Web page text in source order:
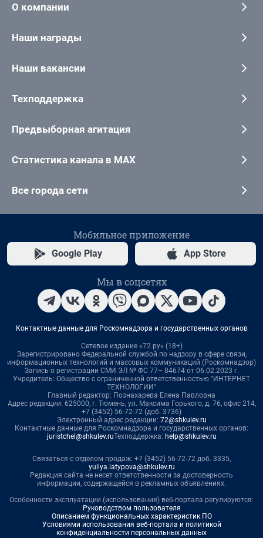
О компании
Наши награды
Наши вакансии
Техподдержка
Предвыборная агитация
Статистика канала в MAX
Все города сети
Мобильное приложение
Google Play App Store
Мы в соцсетях
Контактные данные для Роскомнадзора и государственных органов
Сетевое издание «72.ру» (18+)
Зарегистрировано Федеральной службой по надзору в сфере связи,
информационных технологий и массовых коммуникаций (Роскомнадзор)
Запись о регистрации СМИ ЭЛ № ФС 77– 84674 от 06.02.2023 г.
Учредитель: Общество с ограниченной ответственностью "ИНТЕРНЕТ
ТЕХНОЛОГИИ"
Главный редактор: Познахарева Елена Павловна
Адрес редакции: 625000, г. Тюмень, ул. Максима Горького, д. 76, офис 214,
+7 (3452) 56-72-72 (доб. 3736)
Электронный адрес редакции: 72@shkulev.ru
Контактные данные для Роскомнадзора и государственных органов:
juristchel@shkulev.ruТехподдержка: help@shkulev.ru
Связаться с отделом продаж: +7 (3452) 56-72-72 доб. 3335,
yuliya.latypova@shkulev.ru
Редакция сайта не несет ответственности за достоверность
информации, содержащейся в рекламных объявлениях.
Особенности эксплуатации (использования) веб-портала регулируются:
Руководством пользователя
Описанием функциональных характеристик ПО
Условиями использования веб-портала и политикой
конфиденциальности персональных данных